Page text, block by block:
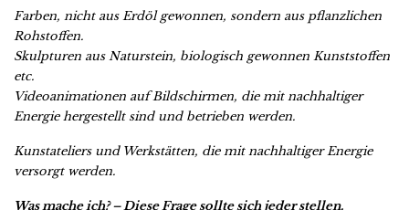
Farben, nicht aus Erdöl gewonnen, sondern aus pflanzlichen
Rohstoffen.
Skulpturen aus Naturstein, biologisch gewonnen Kunststoffen
etc.
Videoanimationen auf Bildschirmen, die mit nachhaltiger
Energie hergestellt sind und betrieben werden.
Kunstateliers und Werkstätten, die mit nachhaltiger Energie
versorgt werden.
Was mache ich? – Diese Frage sollte sich jeder stellen.